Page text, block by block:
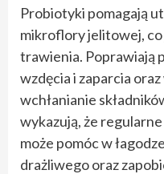
Probiotyki pomagają
mikroflory jelitowej,
trawienia. Poprawiają
wzdęcia i zaparcia
wchłanianie
wykazują, że
może pomóc w
drażliwego oraz